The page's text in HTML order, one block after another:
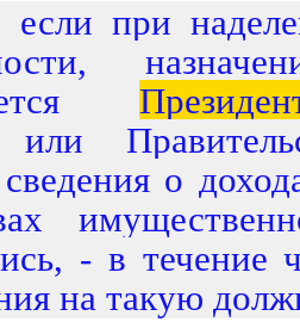
если при
о
- в течение
на такую